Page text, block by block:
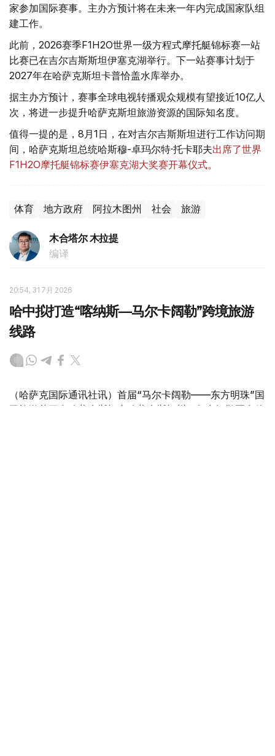
家参加国际赛事。主办方预计将在未来一年内完成国家队组
建工作。
此前，2026赛季F1H2O世界一级方程式摩托艇锦标赛一站
比赛已在吉尔吉斯斯坦伊塞克湖举行。下一站赛事计划于
2027年在哈萨克斯坦卡普恰盖水库举办。
据主办方预计，赛事全球电视转播观众规模有望接近10亿人
次，将进一步提升哈萨克斯坦旅游资源的国际知名度。
值得一提的是，8月1日，在对吉尔吉斯斯坦进行工作访问期
间，哈萨克斯坦总统哈斯穆-卓玛尔特·托卡耶夫出席了世界
F1H2O摩托艇锦标赛伊塞克湖大奖赛开幕仪式。
体育 地方政府 阿拉木图州 社会 旅游
木合塔尔 木拉提
编译
20:54, 31 7月 2026
哈中拟打造“喀纳斯—马尔卡阔勒”跨境旅游
线路
（哈萨克国际通讯社讯）首届“马尔卡阔勒——东方明珠”国
际旅游节正在哈萨克斯坦东哈萨克斯坦州马尔卡阔勒区乌伦